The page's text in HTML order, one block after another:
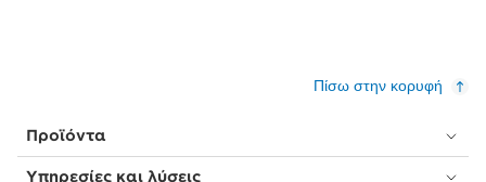
Πίσω στην κορυφή
Προϊόντα
Υπηρεσίες και λύσεις